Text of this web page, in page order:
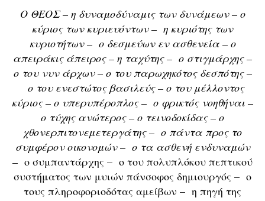
Ο ΘΕΟΣ – η δυναμοδύναμις των δυνάμεων – ο
κύριος των κυριευόντων – η κυριότης των
κυριοτήτων – ο δεσμεύων εν ασθενεία – ο
απειράκις άπειρος – η ταχύτης – ο στιγμάρχης –
ο του νυν άρχων – ο του παρωχηκότος δεσπότης –
ο του ενεστώτος βασιλεύς – ο του μέλλοντος
κύριος – ο υπερυπέροπλος – ο φρικτός νοηθήναι –
ο τύχης ανώτερος – ο τεινοδοκίδας – ο
χθονερπιτονεμετεργάτης – ο πάντα προς το
συμφέρον οικονομών – ο τα ασθενή ενδυναμών
– ο συμπαντάρχης – ο του πολυπλόκου πεπτικού
συστήματος των μυιών πάνσοφος δημιουργός – ο
τους πληροφοριοδότας αμείβων – η πηγή της